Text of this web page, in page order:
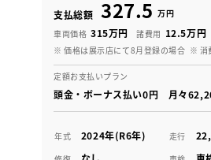
支払総額 327.5 万円
車両価格 315万円 諸費用 12.5万円
※ 価格は展示店にて8月登録の場合 ※ 消
定額お支払いプラン
頭金・ボーナス払い0円 月々
年式 2024年(R6年) 走行